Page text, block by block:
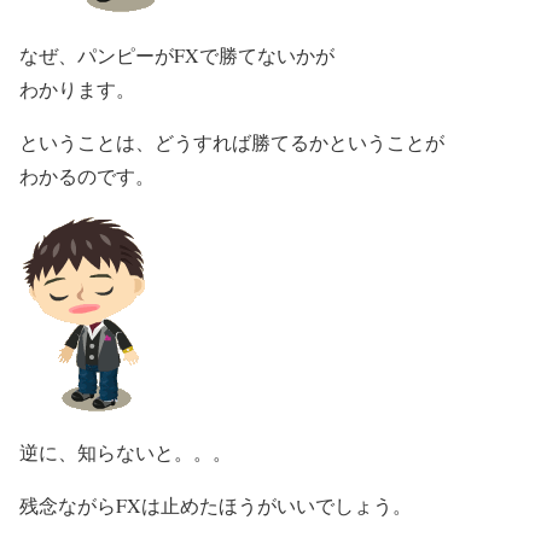
なぜ、パンピーがFXで勝てないかが
わかります。
ということは、どうすれば勝てるかということが
わかるのです。
逆に、知らないと。。。
残念ながらFXは止めたほうがいいでしょう。